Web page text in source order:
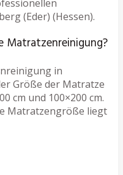
(Eder) (Hessen).
Matratzenreinigung?
in
Größe der Matratze
cm und 100×200 cm.
Matratzengröße liegt